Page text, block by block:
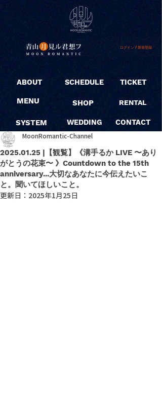
ログイン / 新規登録
ABOUT
MENU
SYSTEM
SCHEDULE
SHOP
WEDDING
TICKET
RENTAL
CONTACT
2025.01.25 |【観覧】《溝手るか LIVE 〜あり
がとうの花束〜 》Countdown to the 15th
anniversary...大切なあなたに今伝えたいこ
と。聞いてほしいこと。
MoonRomantic-Channel
更新日： 2025年1月25日